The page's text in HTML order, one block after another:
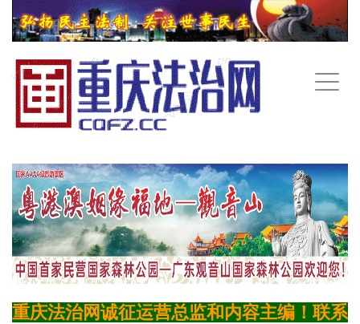
手
机
重庆法治网诚征运营总监和内容主编！联系